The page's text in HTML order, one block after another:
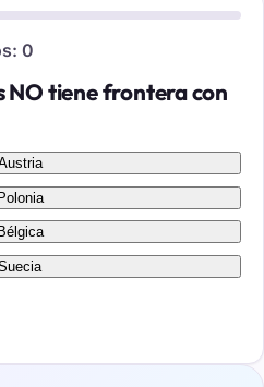
0
NO tiene frontera con
Polonia
Bélgica